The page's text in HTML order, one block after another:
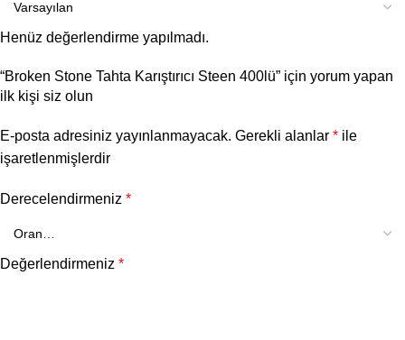
Henüz değerlendirme yapılmadı.
“Broken Stone Tahta Karıştırıcı Steen 400lü” için yorum yapan
ilk kişi siz olun
E-posta adresiniz yayınlanmayacak. Gerekli alanlar * ile
işaretlenmişlerdir
Derecelendirmeniz *
Değerlendirmeniz *